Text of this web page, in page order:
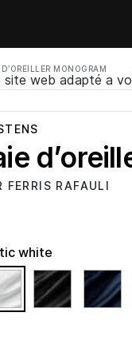
MONOGRAM
site web adapté a
FERRIS RAFAULI
white
selected